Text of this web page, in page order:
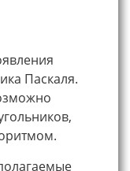
Паскаля.